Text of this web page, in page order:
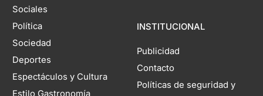
Sociales
Política
Sociedad
Deportes
Espectáculos y Cultura
INSTITUCIONAL
Publicidad
Contacto
Políticas de seguridad y